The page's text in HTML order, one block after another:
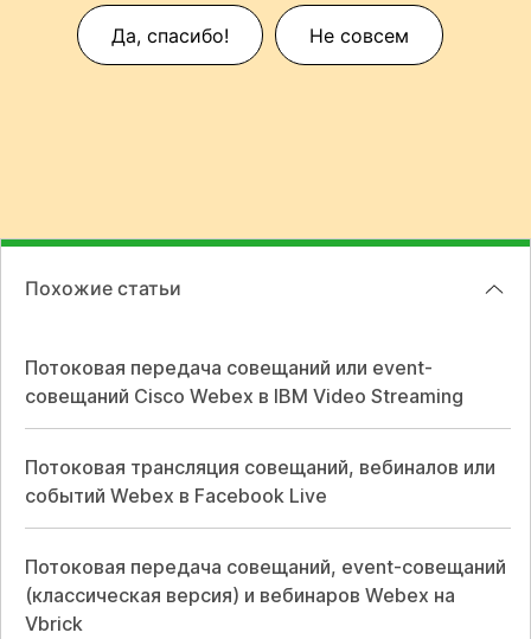
Да, спасибо! Не совсем
Похожие статьи
Потоковая передача совещаний или event-
совещаний Cisco Webex в IBM Video Streaming
Потоковая трансляция совещаний, вебиналов или
событий Webex в Facebook Live
Потоковая передача совещаний, event-совещаний
(классическая версия) и вебинаров Webex на
Vbrick